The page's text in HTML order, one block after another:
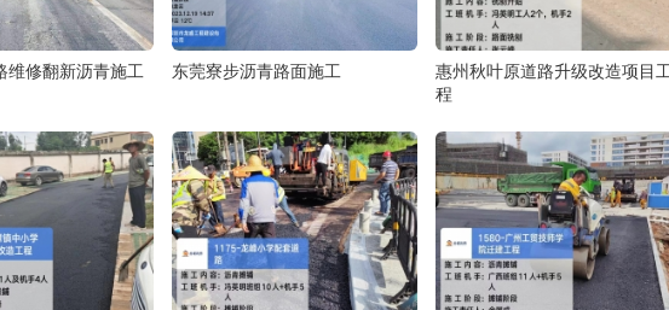
维修翻新沥青施工 东莞寮步沥青路面施工
惠州秋叶原道路升级改造项目
程